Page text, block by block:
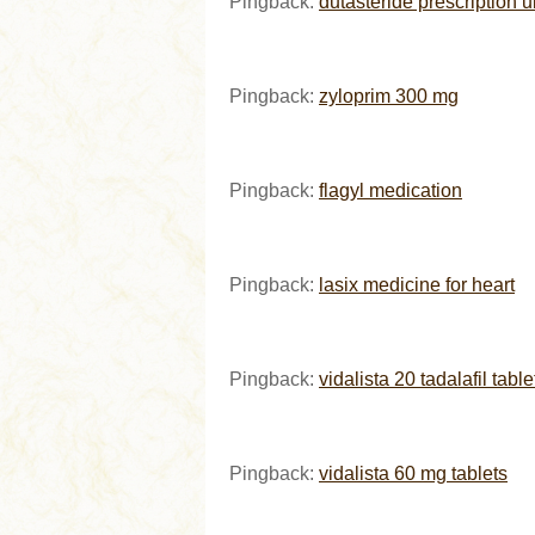
Pingback: zyloprim 300 mg
Pingback: flagyl medication
Pingback: lasix medicine for heart
Pingback: vidalista 20 tadalafil
Pingback: vidalista 60 mg tablets